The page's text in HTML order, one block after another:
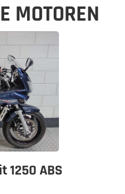
MOTOREN
1250 ABS